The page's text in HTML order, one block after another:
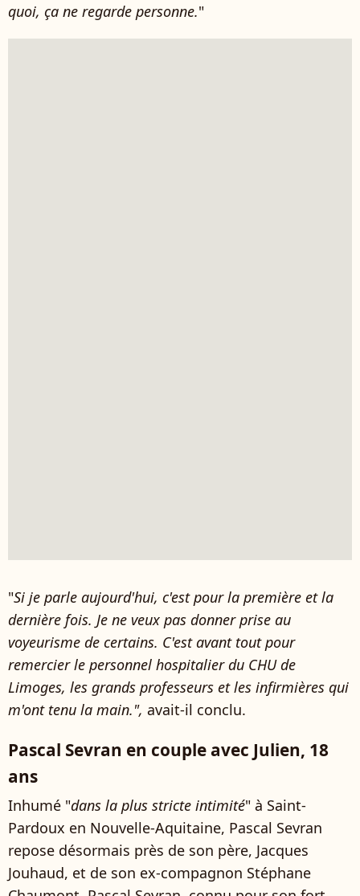
quoi, ça ne regarde personne."
"Si je parle aujourd'hui, c'est pour la première et la
dernière fois. Je ne veux pas donner prise au
voyeurisme de certains. C'est avant tout pour
remercier le personnel hospitalier du CHU de
Limoges, les grands professeurs et les infirmières qui
m'ont tenu la main.", avait-il conclu.
Pascal Sevran en couple avec Julien, 18
ans
Inhumé "dans la plus stricte intimité" à Saint-
Pardoux en Nouvelle-Aquitaine, Pascal Sevran
repose désormais près de son père, Jacques
Jouhaud, et de son ex-compagnon Stéphane